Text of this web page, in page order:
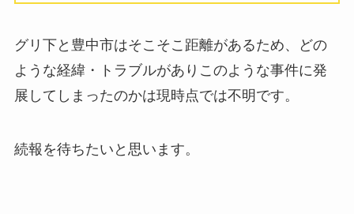
グリ下と豊中市はそこそこ距離があるため、どの
ような経緯・トラブルがありこのような事件に発
展してしまったのかは現時点では不明です。
続報を待ちたいと思います。